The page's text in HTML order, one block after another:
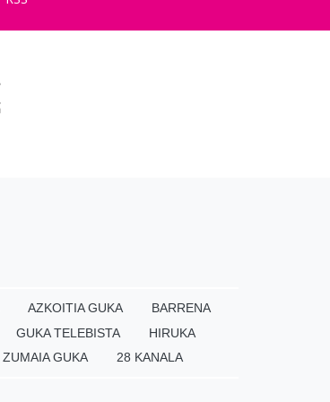
AZKOITIA GUKA
BARRENA
GUKA TELEBISTA
HIRUKA
ZUMAIA GUKA 28 KANALA